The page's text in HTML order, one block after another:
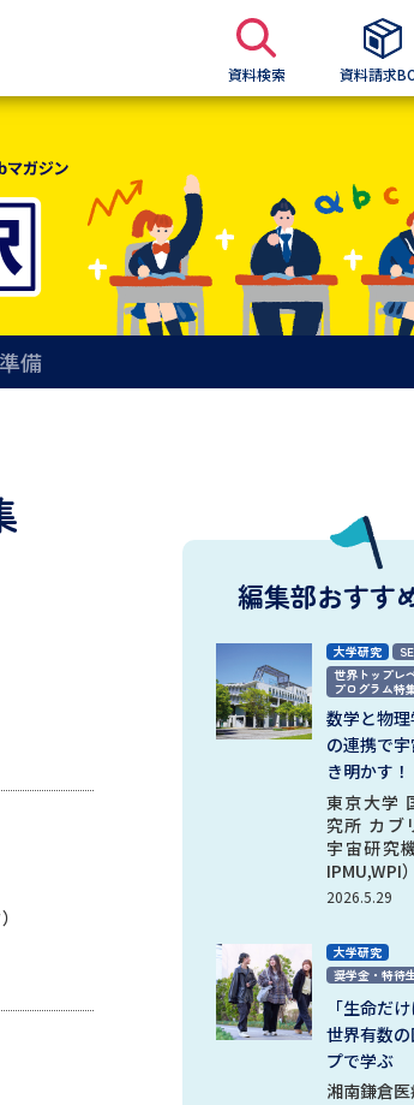
資料検索 資料請求
求
ら請求
フ
募集要項＆願書
募集要項＆願書
の資料請求
高等学校卒業程度認定試験
試験
究 大学検
を調べる
デジタルパンフレット
号特集ページ（高3生用）
高2生用）
備
編集部おすす
大学研究
世界トップレ
プログラム特
数学と物
の連携で
き明かす！
東京大学
究所 カブ
宇宙研究
IPMU,WPI）
2026.5.29
大学研究
奨学金・特待
「生命だ
世界有数
プで学ぶ
湘南鎌倉